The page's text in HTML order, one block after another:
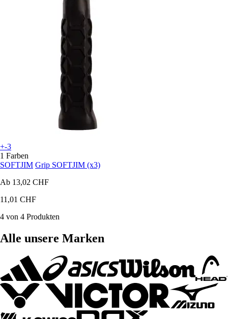
+-3
1 Farben
SOFTJIM Grip SOFTJIM (x3)
Ab 13,02 CHF
11,01 CHF
4 von 4 Produkten
Alle unsere Marken